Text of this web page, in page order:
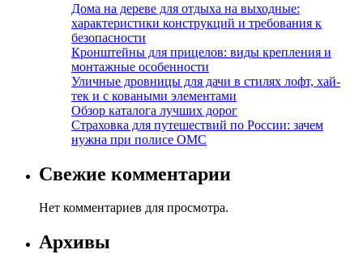
Дома на дереве для отдыха на выходные:
характеристики конструкций и требования к
безопасности
Кронштейны для прицелов: виды крепления и
монтажные особенности
Уличные дровницы для дачи в стилях лофт, хай-
тек и с коваными элементами
Обзор каталога лучших дорог
Страховка для путешествий по России: зачем
нужна при полисе ОМС
Свежие комментарии
Нет комментариев для просмотра.
Архивы